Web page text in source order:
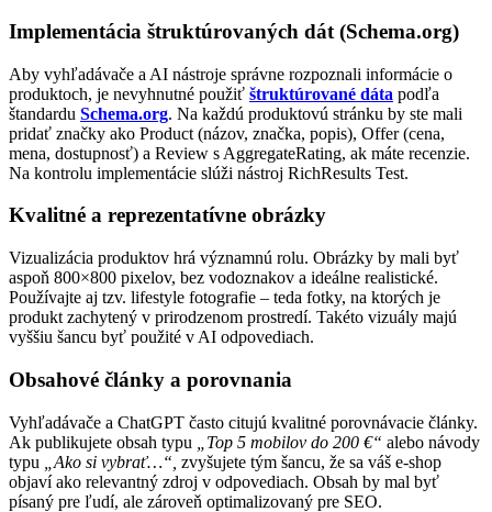
Implementácia štruktúrovaných dát (Schema.org)
Aby vyhľadávače a AI nástroje správne rozpoznali informácie o
produktoch, je nevyhnutné použiť štruktúrované dáta podľa
štandardu Schema.org. Na každú produktovú stránku by ste mali
pridať značky ako Product (názov, značka, popis), Offer (cena,
mena, dostupnosť) a Review s AggregateRating, ak máte recenzie.
Na kontrolu implementácie slúži nástroj RichResults Test.
Kvalitné a reprezentatívne obrázky
Vizualizácia produktov hrá významnú rolu. Obrázky by mali byť
aspoň 800×800 pixelov, bez vodoznakov a ideálne realistické.
Používajte aj tzv. lifestyle fotografie – teda fotky, na ktorých je
produkt zachytený v prirodzenom prostredí. Takéto vizuály majú
vyššiu šancu byť použité v AI odpovediach.
Obsahové články a porovnania
Vyhľadávače a ChatGPT často citujú kvalitné porovnávacie články.
Ak publikujete obsah typu
„Top 5 mobilov do 200 €“ alebo návody
typu
„Ako si vybrať…“, zvyšujete tým šancu, že sa váš e-shop
objaví ako relevantný zdroj v odpovediach. Obsah by mal byť
písaný pre ľudí, ale zároveň optimalizovaný pre SEO.